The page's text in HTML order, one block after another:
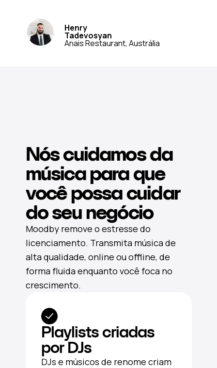
Henry
Tadevosyan
Anais Restaurant, Austrália
Nós cuidamos da
música para que
você possa cuidar
do seu negócio
Moodby remove o estresse do
licenciamento. Transmita música de
alta qualidade, online ou offline, de
forma fluida enquanto você foca no
crescimento.
Playlists criadas
por DJs
DJs e músicos de renome criam